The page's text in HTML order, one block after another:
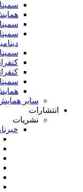
سایر
انتشارات
نشریات